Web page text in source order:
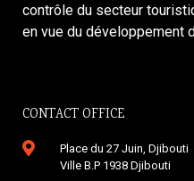
contrôle du secteur
en vue du développement
CONTACT OFFICE
Place du 27 Juin, Djibouti
Ville B.P 1938 Djibouti